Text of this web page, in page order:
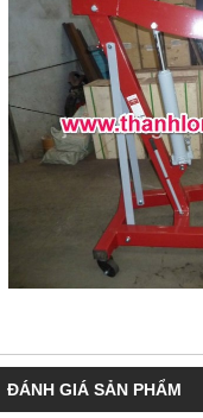
ĐÁNH GIÁ SẢN PHẨM